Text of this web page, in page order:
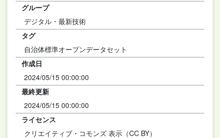
グループ
デジタル・最新技術
タグ
自治体標準オープンデータセット
作成日
2024/05/15 00:00:00
最終更新
2024/05/15 00:00:00
ライセンス
クリエイティブ・コモンズ 表示（CC BY）